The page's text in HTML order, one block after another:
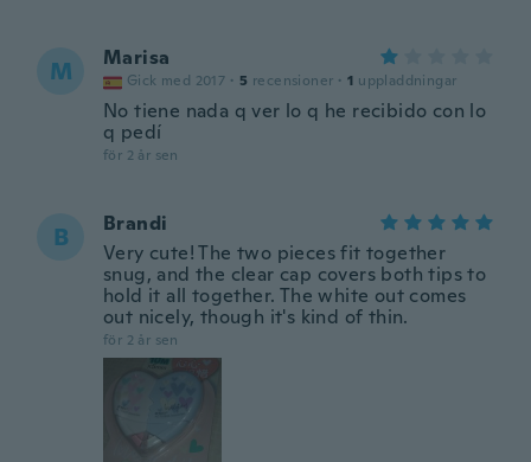
M Marisa
Gick med 2017 · 5 recensioner · 1 uppladdningar
No tiene nada q ver lo q he recibido con lo
q pedí
för 2 år sen
B
Brandi
Very cute! The two pieces fit together
snug, and the clear cap covers both tips to
hold it all together. The white out comes
out nicely, though it's kind of thin.
för 2 år sen